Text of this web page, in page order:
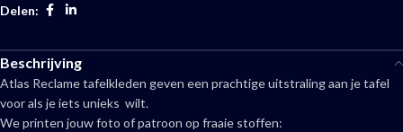
Delen:
Beschrijving
Atlas Reclame tafelkleden geven een prachtige uitstraling aan je tafel
voor als je iets unieks wilt.
We printen jouw foto of patroon op fraaie stoffen: